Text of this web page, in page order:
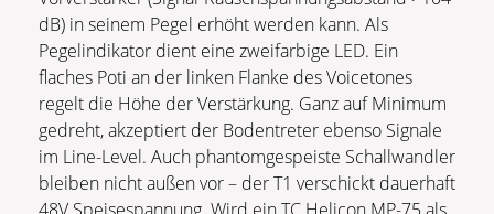
dB) in seinem Pegel erhöht werden kann. Als
Pegelindikator dient eine zweifarbige LED. Ein
flaches Poti an der linken Flanke des Voicetones
regelt die Höhe der Verstärkung. Ganz auf Minimum
gedreht, akzeptiert der Bodentreter ebenso Signale
im Line-Level. Auch phantomgespeiste Schallwandler
bleiben nicht außen vor – der T1 verschickt dauerhaft
48V Speisespannung. Wird ein TC Helicon MP-75 als